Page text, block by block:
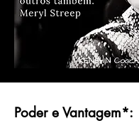
Poder e Vantagem*: